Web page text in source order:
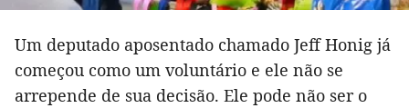
Um deputado aposentado chamado Jeff Honig já
começou como um voluntário e ele não se
arrepende de sua decisão. Ele pode não ser o